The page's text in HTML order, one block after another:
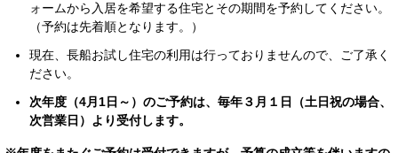
ォームから入居を希望する住宅とその期間を予約してください。
（予約は先着順となります。）
現在、長船お試し住宅の利用は行っておりませんので、ご了承く
ださい。
次年度（4月1日～）のご予約は、毎年３月１日（土日祝の場合、
次営業日）より受付します。